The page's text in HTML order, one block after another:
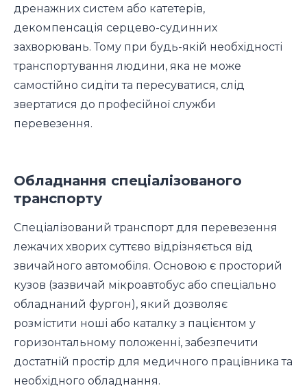
дренажних систем або катетерів,
декомпенсація серцево-судинних
захворювань. Тому при будь-якій необхідності
транспортування людини, яка не може
самостійно сидіти та пересуватися, слід
звертатися до професійної служби
перевезення.
Обладнання спеціалізованого
транспорту
Спеціалізований транспорт для перевезення
лежачих хворих суттєво відрізняється від
звичайного автомобіля. Основою є просторий
кузов (зазвичай мікроавтобус або спеціально
обладнаний фургон), який дозволяє
розмістити ноші або каталку з пацієнтом у
горизонтальному положенні, забезпечити
достатній простір для медичного працівника та
необхідного обладнання.